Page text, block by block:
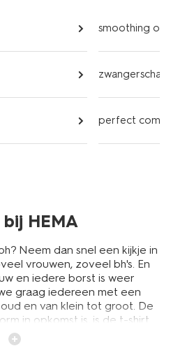
smoothing
perfect
HEMA
Neem dan snel een kijkje in
vrouwen, zoveel bh's. En
en iedere borst is weer
graag iedereen met een
en van klein tot groot. De
in opkomst is, is de t-shirt
cups en is ideaal om te